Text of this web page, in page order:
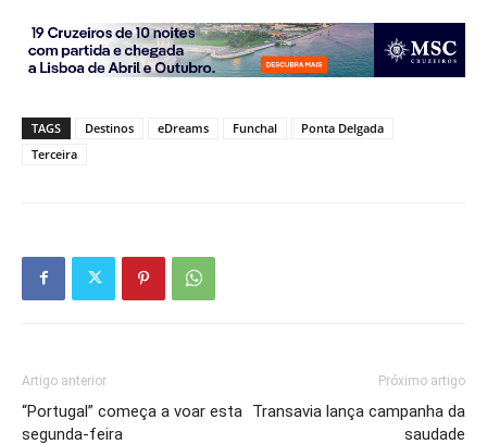
TAGS Destinos eDreams Funchal
Ponta Delgada
Terceira
Artigo anterior
“Portugal” começa a voar esta
segunda-feira
Próximo artigo
Transavia lança campanha da
saudade